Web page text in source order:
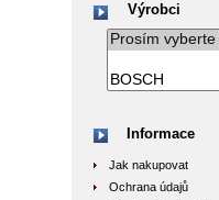
Výrobci
Informace
Jak nakupovat
Ochrana údajů